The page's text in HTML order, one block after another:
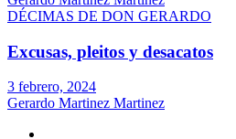
DÉCIMAS DE DON GERARDO
Excusas, pleitos y desacatos
3 febrero, 2024
Gerardo Martinez Martinez